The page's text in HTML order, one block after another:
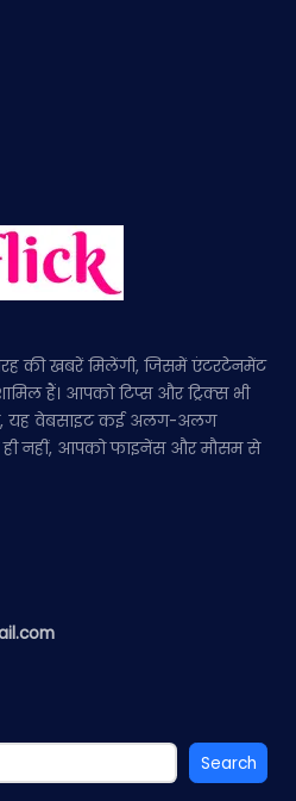
की खबरें मिलेंगी, जिसमें एंटरटेनमेंट
हैं। आपको टिप्स और ट्रिक्स भी
यह वेबसाइट कई अलग-अलग
ही नहीं, आपको फाइनेंस और मौसम से
Search